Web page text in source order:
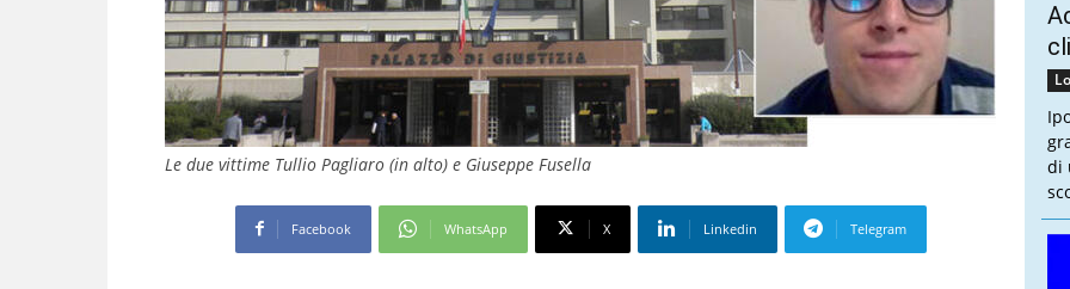
Le due vittime Tullio Pagliaro (in alto) e Giuseppe Fusella
Facebook WhatsApp X Linkedin Telegram
di